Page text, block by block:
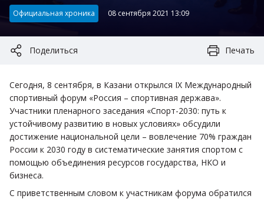
Категория:
Официальная хроника 08 сентября 2021 13:09
Поделиться Печать
Сегодня, 8 сентября, в Казани открылся IX Международный
спортивный форум «Россия – спортивная держава».
Участники пленарного заседания «Спорт-2030: путь к
устойчивому развитию в новых условиях» обсудили
достижение национальной цели – вовлечение 70% граждан
России к 2030 году в систематические занятия спортом с
помощью объединения ресурсов государства, НКО и
бизнеса.
С приветственным словом к участникам форума обратился